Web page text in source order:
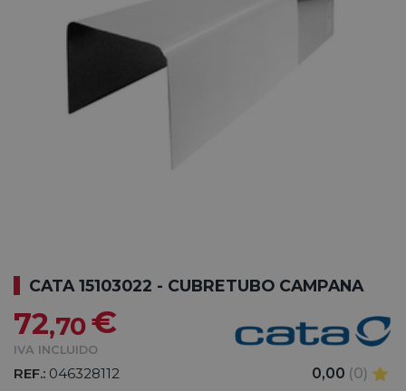
CATA 15103022 - CUBRETUBO CAMPANA
72,70€
IVA INCLUIDO
REF.: 046328112 0,00 (0)